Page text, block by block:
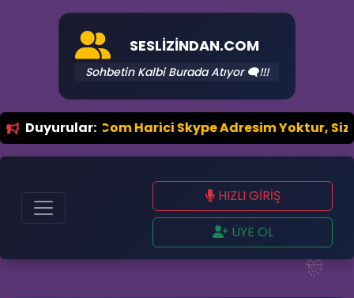
🎊
SESLIZINDAN.COM
Sohbetin Kalbi Burada Atıyor 🗨️!!!
Duyurular:Harici Skype Adresim Yoktur, Sizleri
HIZLI GİRİŞ
ÜYE OL